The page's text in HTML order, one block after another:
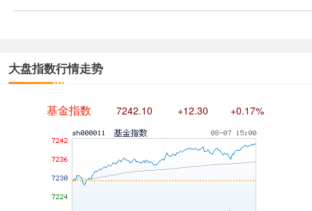
大盘指数行情走势
基金指数 7242.10 +0.17%